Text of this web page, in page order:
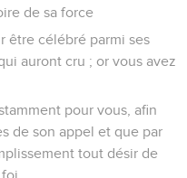
de sa force
être célébré parmi ses
auront cru ; or vous avez
pour vous, afin
de son appel et que par
tout désir de